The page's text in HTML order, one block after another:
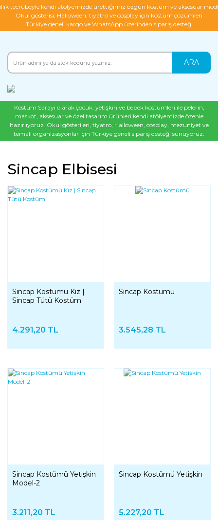
tecrübeyle kendi atölyemizde ürettiğimiz özgün kostüm ve aksesuar
Okul gösterisi, Halloween, tiyatro ve cosplay için kostüm çözümleri
Türkiye geneli kargo ve WhatsApp üzerinden sipariş desteği
ARA
Kostüm Sarayı olarak çocuk, yetişkin ve bebek kostümleri ile pelerin,
maskot, aksesuar ve özel tasarım ürünleri kendi atölyemizde özenle
hazırlıyoruz. Okul gösterileri, tiyatro, Halloween, cosplay, mezuniyet ve
temalı organizasyonlar için Türkiye geneli sipariş desteği sunuyoruz.
Sincap Elbisesi
YENI
Sincap Kostümü Kız |
Sincap Tütü Kostüm
4.291,20 TL
Sincap Kostümü
3.545,28 TL
Sincap Kostümü Yetişkin
Model-2
3.211,20 TL
Sincap Kostümü Yetişkin
5.227,20 TL